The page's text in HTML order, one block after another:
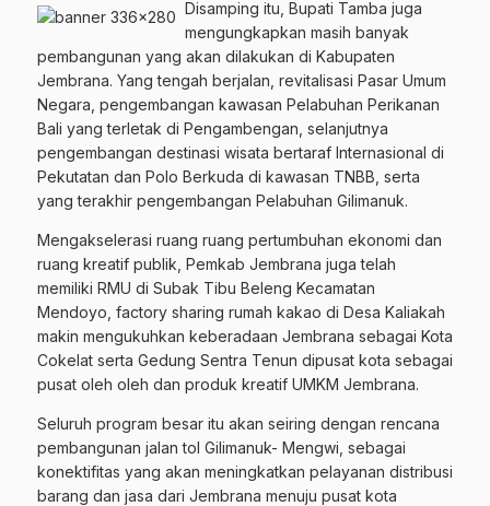
Disamping itu, Bupati Tamba juga
mengungkapkan masih banyak
pembangunan yang akan dilakukan di Kabupaten
Jembrana. Yang tengah berjalan, revitalisasi Pasar Umum
Negara, pengembangan kawasan Pelabuhan Perikanan
Bali yang terletak di Pengambengan, selanjutnya
pengembangan destinasi wisata bertaraf Internasional di
Pekutatan dan Polo Berkuda di kawasan TNBB, serta
yang terakhir pengembangan Pelabuhan Gilimanuk.
Mengakselerasi ruang ruang pertumbuhan ekonomi dan
ruang kreatif publik, Pemkab Jembrana juga telah
memiliki RMU di Subak Tibu Beleng Kecamatan
Mendoyo, factory sharing rumah kakao di Desa Kaliakah
makin mengukuhkan keberadaan Jembrana sebagai Kota
Cokelat serta Gedung Sentra Tenun dipusat kota sebagai
pusat oleh oleh dan produk kreatif UMKM Jembrana.
Seluruh program besar itu akan seiring dengan rencana
pembangunan jalan tol Gilimanuk- Mengwi, sebagai
konektifitas yang akan meningkatkan pelayanan distribusi
barang dan jasa dari Jembrana menuju pusat kota